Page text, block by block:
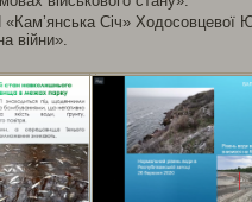
Січ»
війни».